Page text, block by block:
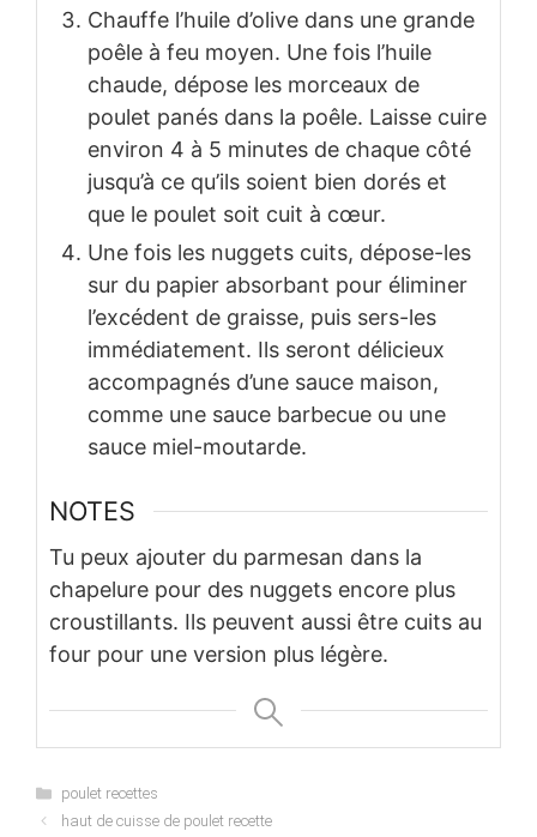
Chauffe l’huile d’olive dans une grande
poêle à feu moyen. Une fois l’huile
chaude, dépose les morceaux de
poulet panés dans la poêle. Laisse cuire
environ 4 à 5 minutes de chaque côté
jusqu’à ce qu’ils soient bien dorés et
que le poulet soit cuit à cœur.
Une fois les nuggets cuits, dépose-les
sur du papier absorbant pour éliminer
l’excédent de graisse, puis sers-les
immédiatement. Ils seront délicieux
accompagnés d’une sauce maison,
comme une sauce barbecue ou une
sauce miel-moutarde.
NOTES
Tu peux ajouter du parmesan dans la
chapelure pour des nuggets encore plus
croustillants. Ils peuvent aussi être cuits au
four pour une version plus légère.
Categories
poulet recettes
haut de cuisse de poulet recette